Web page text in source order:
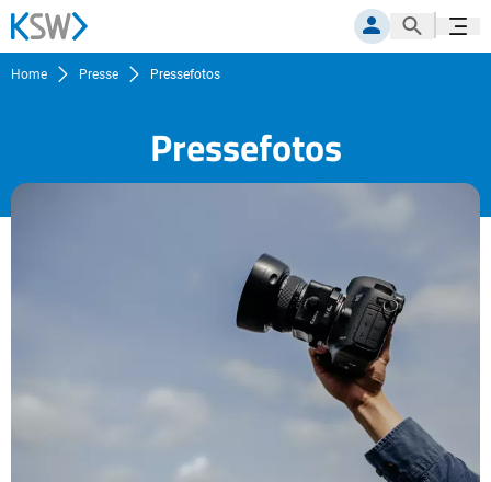
MITGLIEDERPORTAL
Suche
Home Presse Pressefotos
Pressefotos